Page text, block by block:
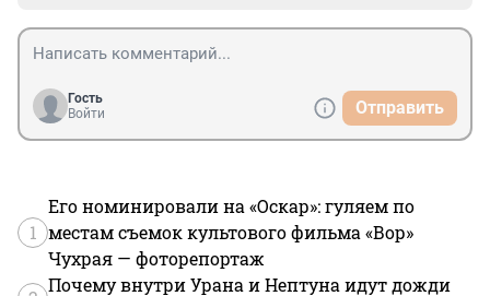
Гость
Войти
Отправить
1
Его номинировали на «Оскар»: гуляем по
местам съемок культового фильма «Вор»
Чухрая — фоторепортаж
Почему внутри Урана и Нептуна идут дожди